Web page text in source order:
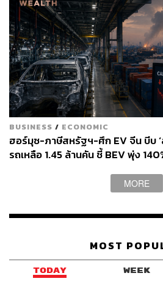
BUSINESS / ECONOMIC
ฮอร์มุซ-ภาษีสหรัฐฯ-ศึก EV จีน บีบ ‘
รถเหลือ 1.45 ล้านคัน ชี้ BEV พุ่ง
MORE
MOST
TODAY WEEK